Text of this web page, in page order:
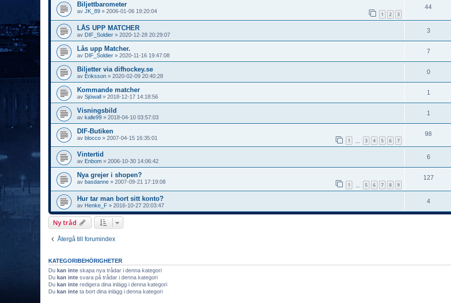
Biljettbarometer
av JK_89 » 2006-01-06 19:20:04 1 2 3
44
LÅS UPP MATCHER
av DIF_Soldier » 2020-12-28 20:29:07
3
Lås upp Matcher.
av DIF_Soldier » 2020-11-16 19:47:08
7
Biljetter via difhockey.se
av Eriksson » 2020-02-09 20:40:28
0
Kommande matcher
av Sjöwall » 2018-12-17 14:18:56
1
Visningsbild
av kalle99 » 2018-04-10 03:57:03
1
DIF-Butiken
av blocco » 2007-04-15 16:35:01 1 3 4 5 6 7
98
Vintertid
av Enbom » 2006-10-30 14:06:42
6
Nya grejer i shopen?
av basdanne » 2007-09-21 17:19:08 1 5 6 7 8 9
127
Hur tar man bort sitt konto?
av Henke_F » 2016-10-27 20:03:47
4
Ny tråd
Återgå till forumindex
KATEGORIBEHÖRIGHETER
Du kan inte skapa nya trådar i denna kategori
Du kan inte svara på trådar i denna kategori
Du kan inte redigera dina inlägg i denna kategori
Du kan inte ta bort dina inlägg i denna kategori